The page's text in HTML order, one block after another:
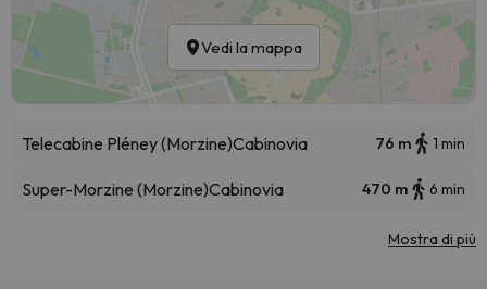
Vedi la mappa
Telecabine Pléney (Morzine)Cabinovia 76 m 1 min
Super-Morzine (Morzine)Cabinovia 470 m 6 min
Mostra di più